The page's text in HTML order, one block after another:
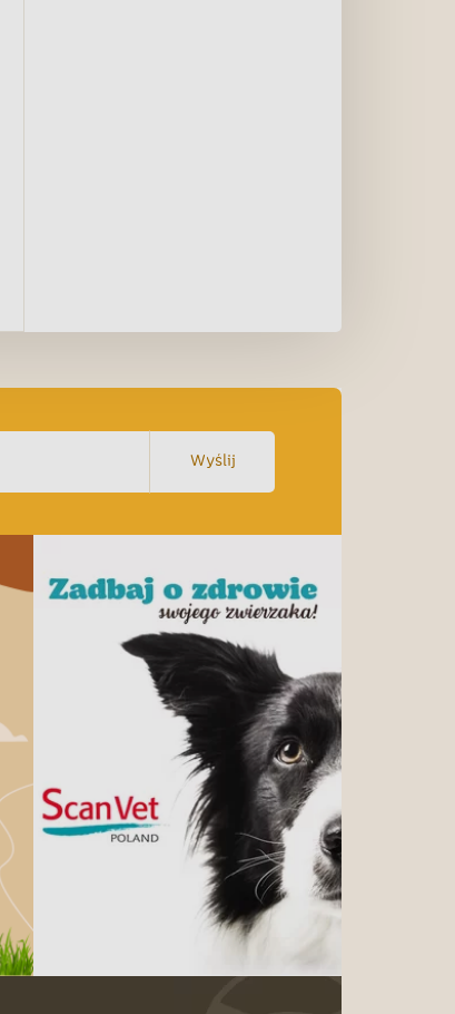
Wyślij